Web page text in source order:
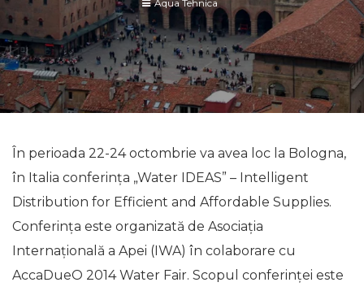
Aqua Tehnica
În perioada 22-24 octombrie va avea loc la Bologna,
în Italia conferinţa „Water IDEAS” – Intelligent
Distribution for Efficient and Affordable Supplies.
Conferinţa este organizată de Asociaţia
Internaţională a Apei (IWA) în colaborare cu
AccaDueO 2014 Water Fair. Scopul conferinţei este